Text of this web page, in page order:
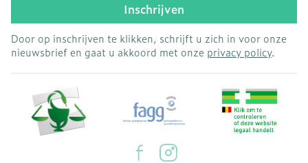
Inschrijven
Door op inschrijven te klikken, schrijft u zich in voor onze
nieuwsbrief en gaat u akkoord met onze privacy policy.